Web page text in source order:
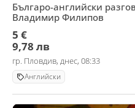
Българо-английски
Владимир Филипов
5 €
9,78 лв
гр. Пловдив, днес, 08:33
Английски